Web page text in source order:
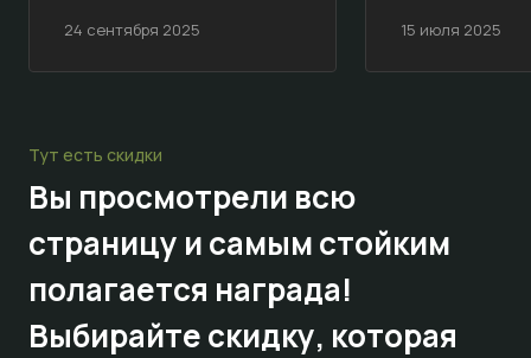
24 сентября 2025 15 июля 2025
Тут есть скидки
Вы просмотрели всю
страницу и самым стойким
полагается награда!
Выбирайтескидку, которая